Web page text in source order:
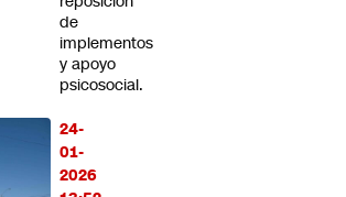
de
implementos
y apoyo
psicosocial.
24-
01-
2026